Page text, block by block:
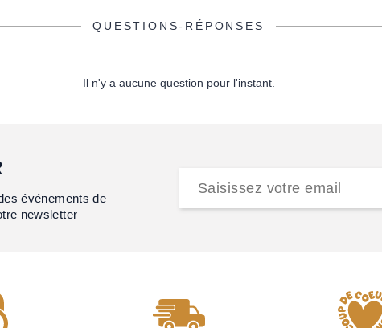
QUESTIONS-RÉPONSES
Il n'y a aucune question pour l'instant.
événements de
newsletter